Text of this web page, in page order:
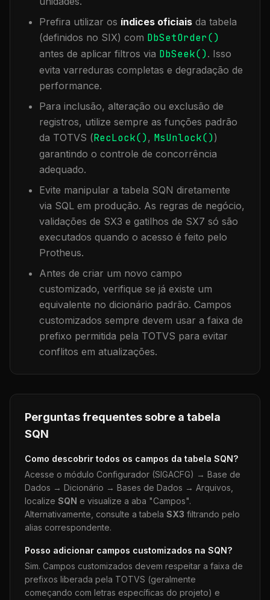
Prefira utilizar os índices oficiais da tabela
(definidos no SIX) com DbSetOrder()
antes de aplicar filtros via DbSeek(). Isso
evita varreduras completas e degradação de
performance.
Para inclusão, alteração ou exclusão de
registros, utilize sempre as funções padrão
da TOTVS (RecLock(), MsUnlock())
garantindo o controle de concorrência
adequado.
Evite manipular a tabela SQN diretamente
via SQL em produção. As regras de negócio,
validações de SX3 e gatilhos de SX7 só são
executados quando o acesso é feito pelo
Protheus.
Antes de criar um novo campo
customizado, verifique se já existe um
equivalente no dicionário padrão. Campos
customizados sempre devem usar a faixa de
prefixo permitida pela TOTVS para evitar
conflitos em atualizações.
Perguntas frequentes sobre a tabela
SQN
Como descobrir todos os campos da tabela SQN?
Acesse o módulo Configurador (SIGACFG) → Base de
Dados → Dicionário → Bases de Dados → Arquivos,
localize SQN e visualize a aba "Campos".
Alternativamente, consulte a tabela SX3 filtrando pelo
alias correspondente.
Posso adicionar campos customizados na SQN?
Sim. Campos customizados devem respeitar a faixa de
prefixos liberada pela TOTVS (geralmente
começando com letras específicas do projeto) e